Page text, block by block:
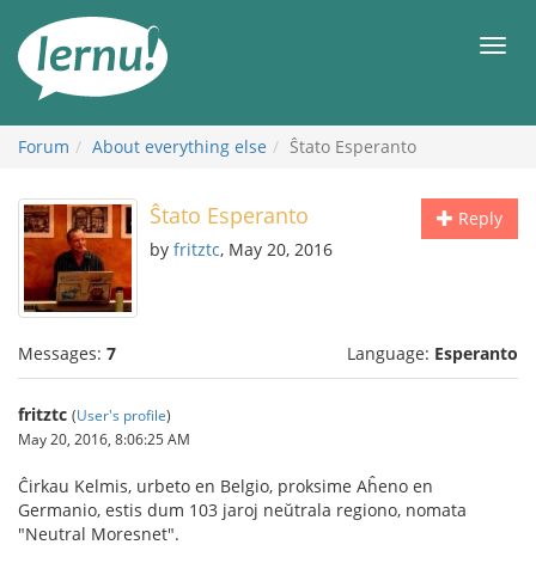
the
content
Forum About everything else Ŝtato Esperanto
Reply
Ŝtato Esperanto
by fritztc, May 20, 2016
Messages: 7 Language: Esperanto
fritztc (User's profile)
May 20, 2016, 8:06:25 AM
Ĉirkau Kelmis, urbeto en Belgio, proksime Aĥeno en
Germanio, estis dum 103 jaroj neŭtrala regiono, nomata
"Neutral Moresnet".